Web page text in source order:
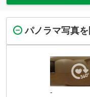
パノラマ写真
-